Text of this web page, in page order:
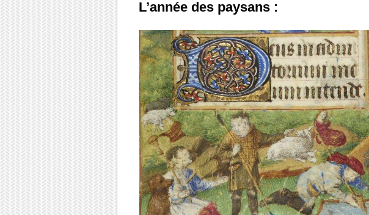
L’année des paysans :